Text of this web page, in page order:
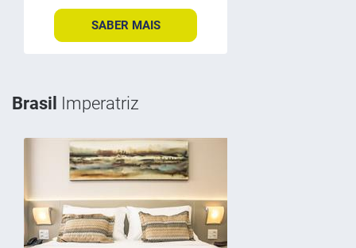
SABER MAIS
Brasil Imperatriz